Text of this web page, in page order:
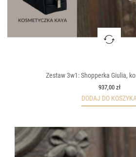
Zestaw 3w1: Shopperka Giulia,
937,00 zł
DODAJ DO